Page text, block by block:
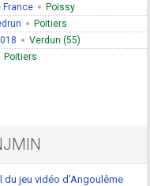
France Poissy
Poitiers
Verdun (55)
Poitiers
du jeu vidéo d'Angoulême